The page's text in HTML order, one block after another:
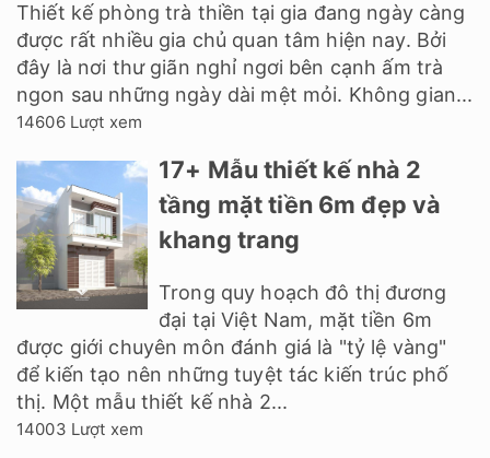
Thiết kế phòng trà thiền tại gia đang ngày càng
được rất nhiều gia chủ quan tâm hiện nay. Bởi
đây là nơi thư giãn nghỉ ngơi bên cạnh ấm trà
ngon sau những ngày dài mệt mỏi. Không gian...
14606 Lượt xem
17+ Mẫu thiết kế nhà 2
tầng mặt tiền 6m đẹp và
khang trang
Trong quy hoạch đô thị đương
đại tại Việt Nam, mặt tiền 6m
được giới chuyên môn đánh giá là "tỷ lệ vàng"
để kiến tạo nên những tuyệt tác kiến trúc phố
thị. Một mẫu thiết kế nhà 2...
14003 Lượt xem